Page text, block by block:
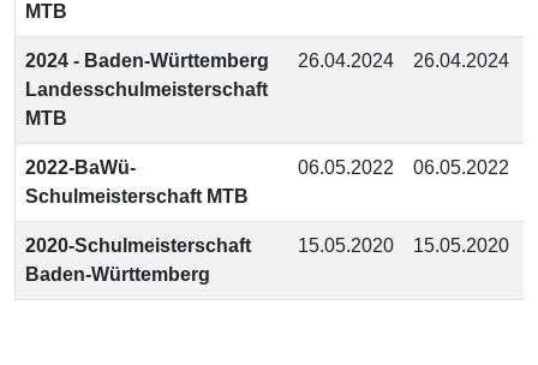
MTB
2024 - Baden-Württemberg
Landesschulmeisterschaft
MTB
26.04.2024 26.04.2024
2022-BaWü-
Schulmeisterschaft MTB
06.05.2022 06.05.2022
2020-Schulmeisterschaft
Baden-Württemberg
15.05.2020 15.05.2020